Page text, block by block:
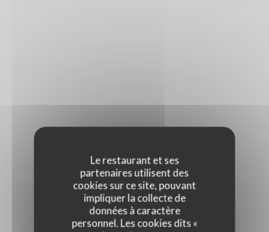
Le restaurant et ses
partenaires utilisent des
cookies sur ce site, pouvant
impliquer la collecte de
données à caractère
personnel. Les cookies dits «